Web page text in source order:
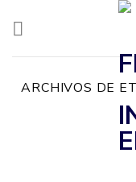
ARCHIVOS DE